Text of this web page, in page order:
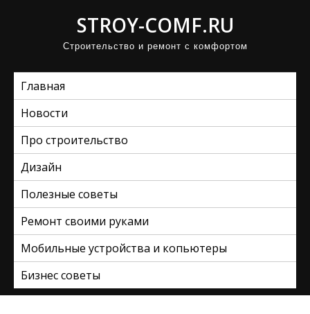
STROY-COMF.RU
Строительство и ремонт с комфортом
Главная
Новости
Про строительство
Дизайн
Полезные советы
Ремонт своими руками
Мобильные устройства и копьютеры
Бизнес советы